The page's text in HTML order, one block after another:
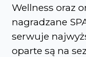
Wellness oraz
nagradzane
serwuje
oparte są na